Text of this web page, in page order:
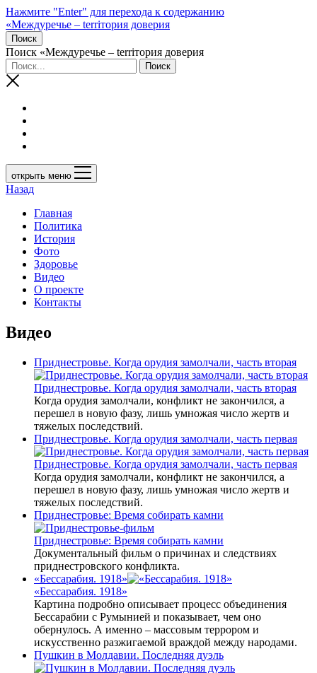
Нажмите "Enter" для перехода к содержанию
«Междуречье – terriтория доверия
Поиск
Поиск «Междуречье – terriтория доверия
открыть меню
Назад
Главная
Политика
История
Фото
Здоровье
Видео
О проекте
Контакты
Видео
Приднестровье. Когда орудия замолчали, часть вторая
Приднестровье. Когда орудия замолчали, часть вторая
Когда орудия замолчали, конфликт не закончился, а
перешел в новую фазу, лишь умножая число жертв и
тяжелых последствий.
Приднестровье. Когда орудия замолчали, часть первая
Приднестровье. Когда орудия замолчали, часть первая
Когда орудия замолчали, конфликт не закончился, а
перешел в новую фазу, лишь умножая число жертв и
тяжелых последствий.
Приднестровье: Время собирать камни
Приднестровье: Время собирать камни
Документальный фильм о причинах и следствиях
приднестровского конфликта.
«Бессарабия. 1918»
«Бессарабия. 1918»
Картина подробно описывает процесс объединения
Бессарабии с Румынией и показывает, чем оно
обернулось. А именно – массовым террором и
искусственно разжигаемой враждой между народами.
Пушкин в Молдавии. Последняя дуэль